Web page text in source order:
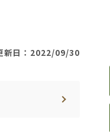
新日：2022/09/30